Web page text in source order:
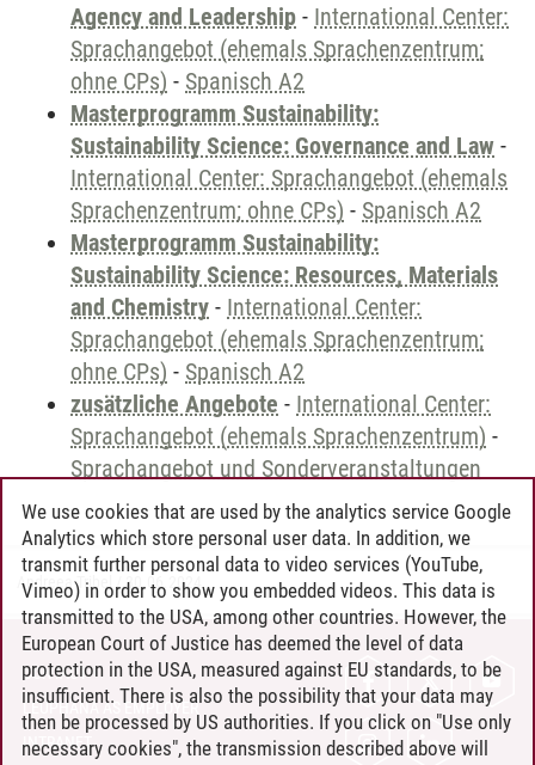
Agency and Leadership - International Center:
Sprachangebot (ehemals Sprachenzentrum;
ohne CPs) - Spanisch A2
Masterprogramm Sustainability:
Sustainability Science: Governance and Law -
International Center: Sprachangebot (ehemals
Sprachenzentrum; ohne CPs) - Spanisch A2
Masterprogramm Sustainability:
Sustainability Science: Resources, Materials
and Chemistry - International Center:
Sprachangebot (ehemals Sprachenzentrum;
ohne CPs) - Spanisch A2
zusätzliche Angebote - International Center:
Sprachangebot (ehemals Sprachenzentrum) -
Sprachangebot und Sonderveranstaltungen
Andreea Tribel 30.06.2024
CONTACT
LEUPHANA AS EMPLOYER
INTRANET
We use cookies that are used by the analytics service Google
Analytics which store personal user data. In addition, we
transmit further personal data to video services (YouTube,
Vimeo) in order to show you embedded videos. This data is
transmitted to the USA, among other countries. However, the
European Court of Justice has deemed the level of data
protection in the USA, measured against EU standards, to be
insufficient. There is also the possibility that your data may
then be processed by US authorities. If you click on "Use only
necessary cookies", the transmission described above will